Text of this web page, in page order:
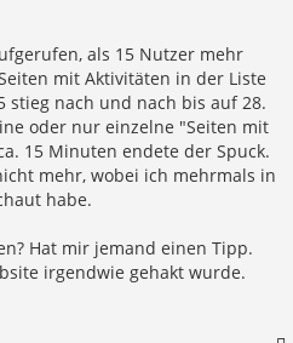
als 15 Nutzer mehr
mit Aktivitäten in der Liste
stieg nach und nach bis auf 28.
oder nur einzelne "Seiten mit
15 Minuten endete der Spuck.
mehr, wobei ich mehrmals in
habe.
Hat mir jemand einen Tipp.
irgendwie gehakt wurde.